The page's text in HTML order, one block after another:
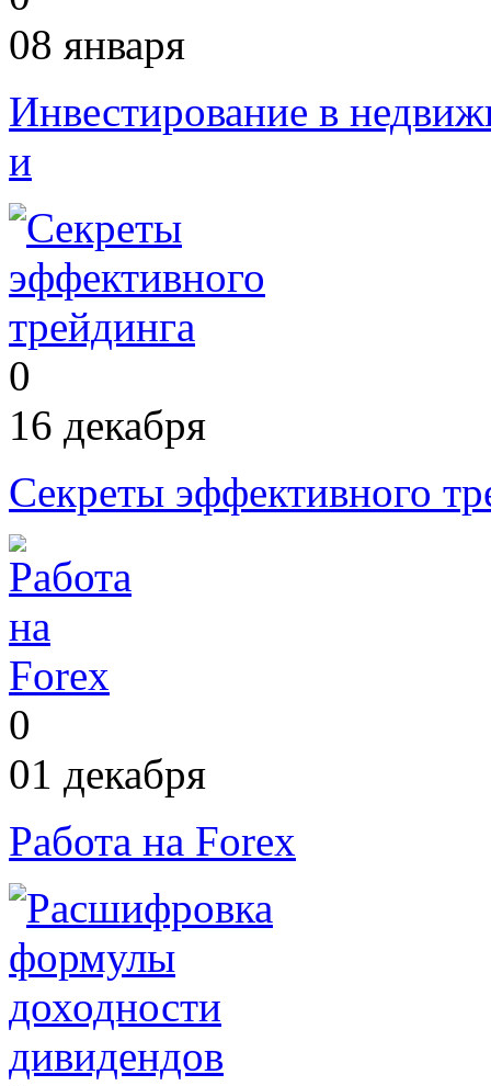
08 января
Инвестирование в
и
0
16 декабря
Секреты эффективного
0
01 декабря
Работа на Forex